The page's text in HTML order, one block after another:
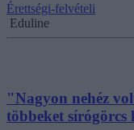
Érettségi-felvételi
Eduline
"Nagyon nehéz
többeket sírógörcs